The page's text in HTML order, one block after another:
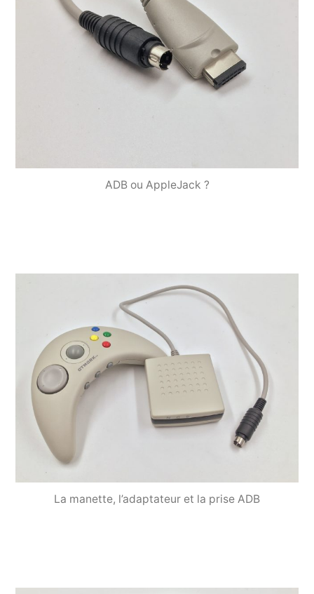
ADB ou AppleJack ?
La manette, l’adaptateur et la prise ADB